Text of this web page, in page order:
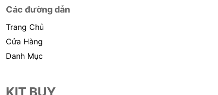
Các đường dẫn
Trang Chủ
Cửa Hàng
Danh Mục
KIT BUY